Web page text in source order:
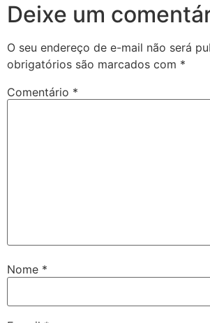
Deixe um
O seu endereço de e-mail não será
obrigatórios são marcados com *
Comentário *
Nome *